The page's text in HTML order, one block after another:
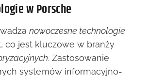
w Porsche
nowoczesne technologie
co jest kluczowe w branży
. Zastosowanie
systemów informacyjno-